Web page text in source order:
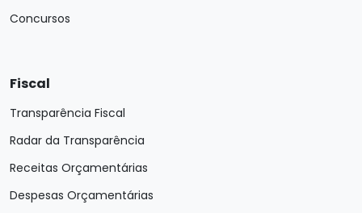
Concursos
Fiscal
Transparência Fiscal
Radar da Transparência
Receitas Orçamentárias
Despesas Orçamentárias